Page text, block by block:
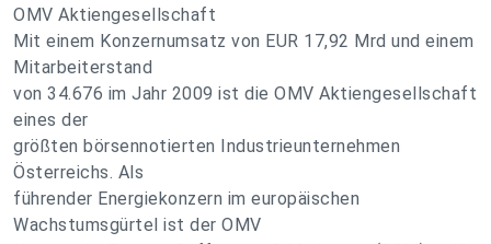
OMV Aktiengesellschaft
Mit einem Konzernumsatz von EUR 17,92 Mrd und einem
Mitarbeiterstand
von 34.676 im Jahr 2009 ist die OMV Aktiengesellschaft
eines der
größten börsennotierten Industrieunternehmen
Österreichs. Als
führender Energiekonzern im europäischen
Wachstumsgürtel ist der OMV